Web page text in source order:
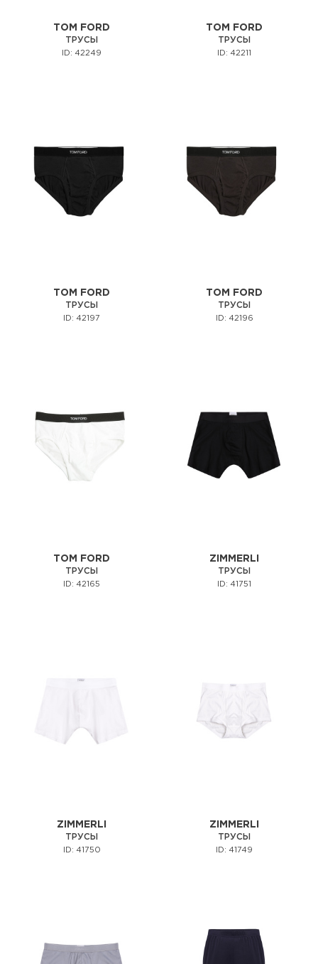
TOM FORD
ТРУСЫ
ID: 42249
TOM FORD
ТРУСЫ
ID: 42211
TOM FORD
ТРУСЫ
ID: 42197
TOM FORD
ТРУСЫ
ID: 42196
TOM FORD
ТРУСЫ
ID: 42165
ZIMMERLI
ТРУСЫ
ID: 41751
ZIMMERLI
ТРУСЫ
ID: 41750
ZIMMERLI
ТРУСЫ
ID: 41749